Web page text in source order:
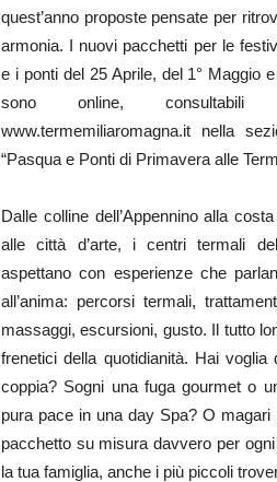
quest’anno proposte pensate per
armonia. I nuovi pacchetti per le
e i ponti del 25 Aprile, del 1° Maggio
sono online,
www.termemiliaromagna.it nella
“Pasqua e Ponti di Primavera alle
Dalle colline dell’Appennino alla
alle città d’arte, i centri termali
aspettano con esperienze che
all’anima: percorsi termali,
massaggi, escursioni, gusto. Il tutto
frenetici della quotidianità. Hai voglia
coppia? Sogni una fuga gourmet o
pura pace in una day Spa? O magari
pacchetto su misura davvero per
la tua famiglia, anche i più piccoli